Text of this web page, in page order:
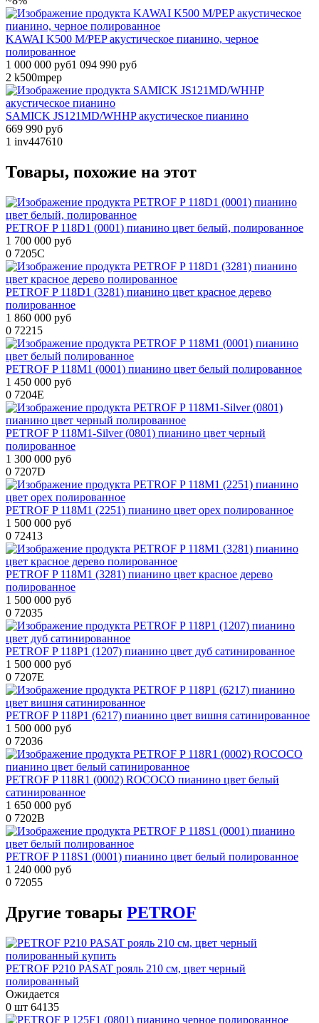
KAWAI K500 M/PEP акустическое пианино, черное
полированное
1 000 000 руб1 094 990 руб
2 k500mpep
SAMICK JS121MD/WHHP акустическое пианино
669 990 руб
1 inv447610
Товары, похожие на этот
PETROF P 118D1 (0001) пианино цвет белый, полированное
1 700 000 руб
0 7205C
PETROF P 118D1 (3281) пианино цвет красное дерево
полированное
1 860 000 руб
0 72215
PETROF P 118M1 (0001) пианино цвет белый полированное
1 450 000 руб
0 7204E
PETROF P 118M1-Silver (0801) пианино цвет черный
полированное
1 300 000 руб
0 7207D
PETROF P 118M1 (2251) пианино цвет орех полированное
1 500 000 руб
0 72413
PETROF P 118M1 (3281) пианино цвет красное дерево
полированное
1 500 000 руб
0 72035
PETROF P 118P1 (1207) пианино цвет дуб сатинированное
1 500 000 руб
0 7207E
PETROF P 118P1 (6217) пианино цвет вишня сатинированное
1 500 000 руб
0 72036
PETROF P 118R1 (0002) ROCOCO пианино цвет белый
сатинированное
1 650 000 руб
0 7202B
PETROF P 118S1 (0001) пианино цвет белый полированное
1 240 000 руб
0 72055
Другие товары PETROF
PETROF P210 PASAT рояль 210 см, цвет черный
полированный
Ожидается
0 шт 64135